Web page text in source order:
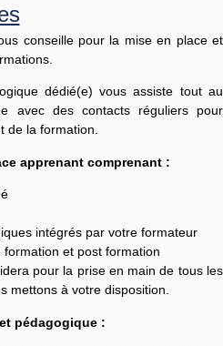
conseille pour la mise en place et
dédié(e) vous assiste tout au
avec des contacts réguliers pour
de la formation.
apprenant comprenant :
intégrés par votre formateur
et post formation
pour la prise en main de tous les
mettons à votre disposition.
pédagogique :